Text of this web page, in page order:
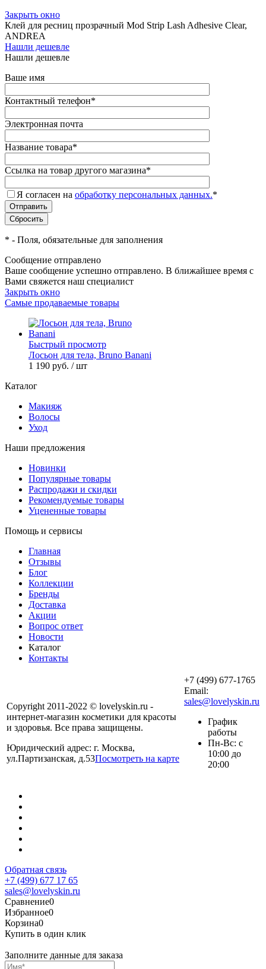
Закрыть окно
Клей для ресниц прозрачный Mod Strip Lash Adhesive Clear,
ANDREA
Нашли дешевле
Нашли дешевле
Ваше имя
Контактный телефон*
Электронная почта
Название товара*
Ссылка на товар другого магазина*
Я согласен на обработку персональных данных.*
* - Поля, обязательные для заполнения
Сообщение отправлено
Ваше сообщение успешно отправлено. В ближайшее время с
Вами свяжется наш специалист
Закрыть окно
Самые продаваемые товары
Быстрый просмотр
Лосьон для тела, Bruno Banani
1 190 руб. / шт
Каталог
Макияж
Волосы
Уход
Наши предложения
Новинки
Популярные товары
Распродажи и скидки
Рекомендуемые товары
Уцененные товары
Помощь и сервисы
Главная
Отзывы
Блог
Коллекции
Бренды
Доставка
Акции
Вопрос ответ
Новости
Каталог
Контакты
Copyright 2011-2022 © lovelyskin.ru -
интернет-магазин косметики для красоты
и здоровья. Все права защищены.
Юридический адрес: г. Москва,
ул.Партизанская, д.53Посмотреть на карте
+7 (499) 677-1765
Email:
sales@lovelyskin.ru
График
работы
Пн-Вс: с
10:00 до
20:00
Обратная связь
+7 (499) 677 17 65
sales@lovelyskin.ru
Сравнение0
Избранное0
Корзина0
Купить в один клик
Заполните данные для заказа